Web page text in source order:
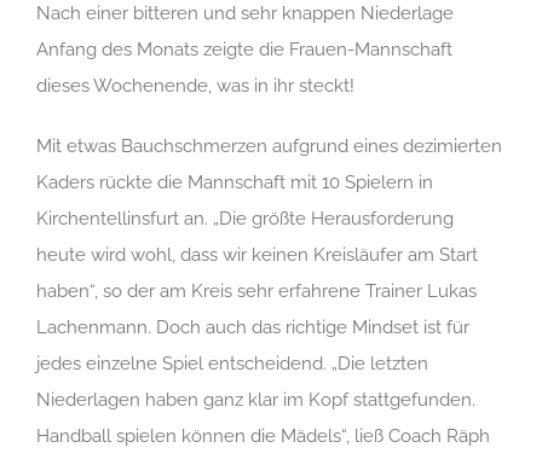
Nach einer bitteren und sehr knappen Niederlage
Anfang des Monats zeigte die Frauen-Mannschaft
dieses Wochenende, was in ihr steckt!
Mit etwas Bauchschmerzen aufgrund eines dezimierten
Kaders rückte die Mannschaft mit 10 Spielern in
Kirchentellinsfurt an. „Die größte Herausforderung
heute wird wohl, dass wir keinen Kreisläufer am Start
haben“, so der am Kreis sehr erfahrene Trainer Lukas
Lachenmann. Doch auch das richtige Mindset ist für
jedes einzelne Spiel entscheidend. „Die letzten
Niederlagen haben ganz klar im Kopf stattgefunden.
Handball spielen können die Mädels“, ließ Coach Räph